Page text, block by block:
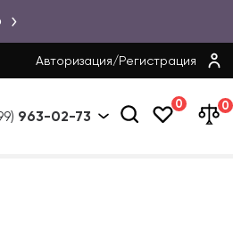
Авторизация/Регистрация
963-02-73
0 0